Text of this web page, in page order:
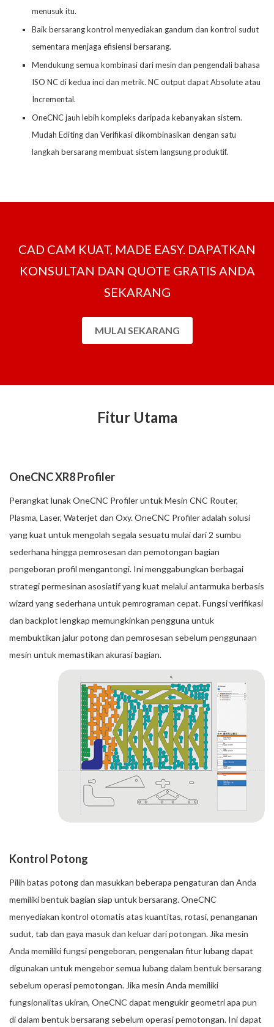
menusuk itu.
Baik bersarang kontrol menyediakan gandum dan kontrol sudut
sementara menjaga efisiensi bersarang.
Mendukung semua kombinasi dari mesin dan pengendali bahasa
ISO NC di kedua inci dan metrik. NC output dapat Absolute atau
Incremental.
OneCNC jauh lebih kompleks daripada kebanyakan sistem.
Mudah Editing dan Verifikasi dikombinasikan dengan satu
langkah bersarang membuat sistem langsung produktif.
CAD CAM KUAT, MADE EASY. DAPATKAN
KONSULTAN DAN QUOTE GRATIS ANDA
SEKARANG
MULAI SEKARANG
Fitur Utama
OneCNC XR8 Profiler
Perangkat lunak OneCNC Profiler untuk Mesin CNC Router,
Plasma, Laser, Waterjet dan Oxy. OneCNC Profiler adalah solusi
yang kuat untuk mengolah segala sesuatu mulai dari 2 sumbu
sederhana hingga pemrosesan dan pemotongan bagian
pengeboran profil mengantongi. Ini menggabungkan berbagai
strategi permesinan asosiatif yang kuat melalui antarmuka berbasis
wizard yang sederhana untuk pemrograman cepat. Fungsi verifikasi
dan backplot lengkap memungkinkan pengguna untuk
membuktikan jalur potong dan pemrosesan sebelum penggunaan
mesin untuk memastikan akurasi bagian.
Kontrol Potong
Pilih batas potong dan masukkan beberapa pengaturan dan Anda
memiliki bentuk bagian siap untuk bersarang. OneCNC
menyediakan kontrol otomatis atas kuantitas, rotasi, penanganan
sudut, tab dan gaya masuk dan keluar dari potongan. Jika mesin
Anda memiliki fungsi pengeboran, pengenalan fitur lubang dapat
digunakan untuk mengebor semua lubang dalam bentuk bersarang
sebelum operasi pemotongan. Jika mesin Anda memiliki
fungsionalitas ukiran, OneCNC dapat mengukir geometri apa pun
di dalam bentuk bersarang sebelum operasi pemotongan. Ini dapat